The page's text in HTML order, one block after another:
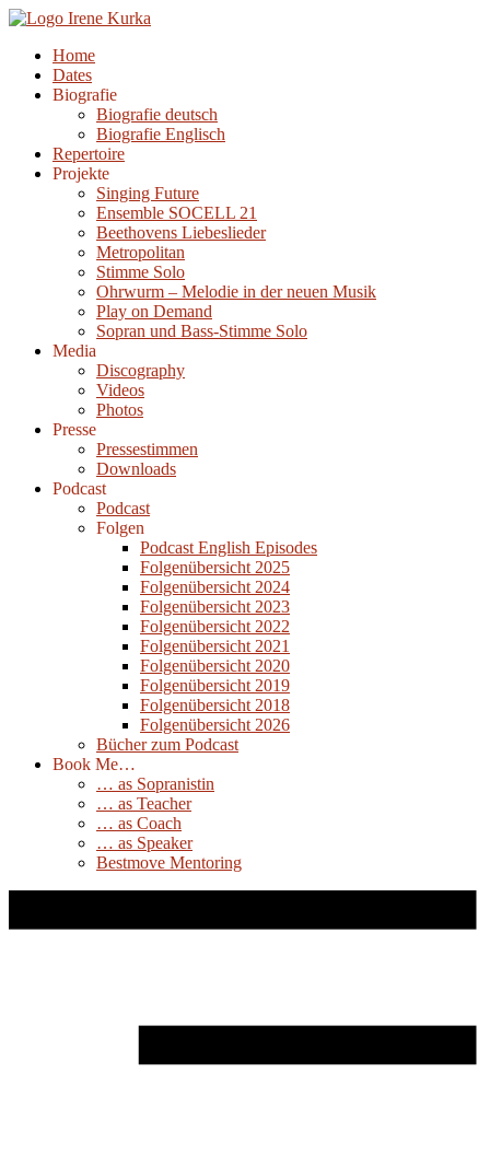
Zum
springenHome
Dates
Biografie
Biografie deutsch
Biografie Englisch
Repertoire
Projekte
Singing Future
Ensemble SOCELL 21
Beethovens Liebeslieder
Metropolitan
Stimme Solo
Ohrwurm – Melodie in der neuen Musik
Play on Demand
Sopran und Bass-Stimme Solo
Media
Discography
Videos
Photos
Presse
Pressestimmen
Downloads
Podcast
Podcast
Folgen
Podcast English Episodes
Folgenübersicht 2025
Folgenübersicht 2024
Folgenübersicht 2023
Folgenübersicht 2022
Folgenübersicht 2021
Folgenübersicht 2020
Folgenübersicht 2019
Folgenübersicht 2018
Folgenübersicht 2026
Bücher zum Podcast
Book Me…
… as Sopranistin
… as Teacher
… as Coach
… as Speaker
Bestmove Mentoring